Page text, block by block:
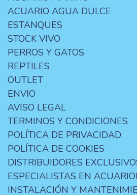
ACUARIO AGUA DULCE
ESTANQUES
STOCK VIVO
PERROS Y GATOS
REPTILES
OUTLET
ENVIO
AVISO LEGAL
TERMINOS Y CONDICIONES
POLÍTICA DE PRIVACIDAD
POLÍTICA DE COOKIES
DISTRIBUIDORES
ESPECIALISTAS EN
INSTALACIÓN Y